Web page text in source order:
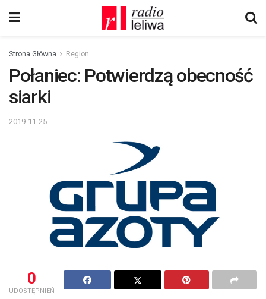
Strona Główna Region
Połaniec: Potwierdzą obecność
siarki
2019-11-25
0
UDOSTĘPNIEŃ